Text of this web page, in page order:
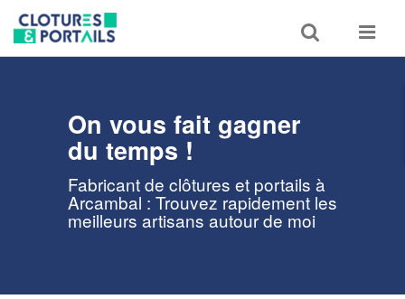
Toggle
search
Toggle
On vous fait gagner
du temps !
Fabricant de clôtures et portails à
Arcambal : Trouvez rapidement les
meilleurs artisans autour de moi